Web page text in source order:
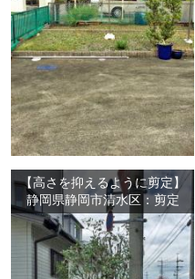
【高さを抑えるように剪定】
静岡県静岡市清水区：剪定